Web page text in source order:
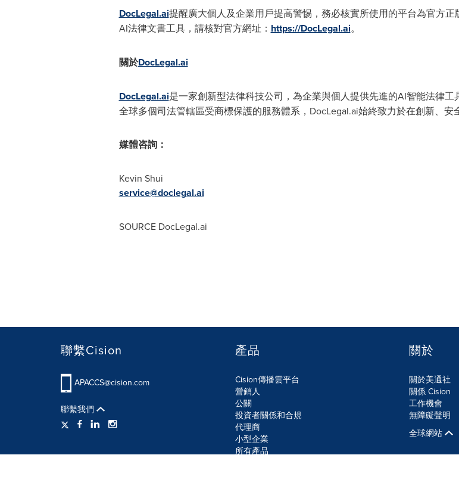
DocLegal.ai提醒廣大個人及企業用戶提高警惕，務必核實所使用的平台為官方正
AI法律文書工具，請核對官方網址： https://DocLegal.ai。
關於DocLegal.ai
DocLegal.ai是一家創新型法律科技公司，為企業與個人提供先進的AI智能法律
全球多個司法管轄區受商標保護的服務體系，DocLegal.ai始終致力於在創新、安
媒體咨詢：
Kevin Shui
service@doclegal.ai
SOURCE DocLegal.ai
聯繫Cision
APACCS@cision.com
聯繫我們
產品
Cision傳播雲平台
營銷人
公關
投資者關係和合規
代理商
小型企業
所有產品
關於
關於美通社
關係 Cision
工作機會
無障礙聲明
全球網站